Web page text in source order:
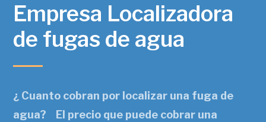
Empresa Localizadora
de fugas de agua
¿ Cuanto cobran por localizar una fuga de
agua? El precio que puede cobrar una